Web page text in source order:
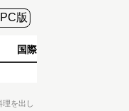
版
国際
理を出し